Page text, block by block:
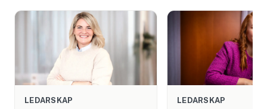
LEDARSKAP LEDARSKAP